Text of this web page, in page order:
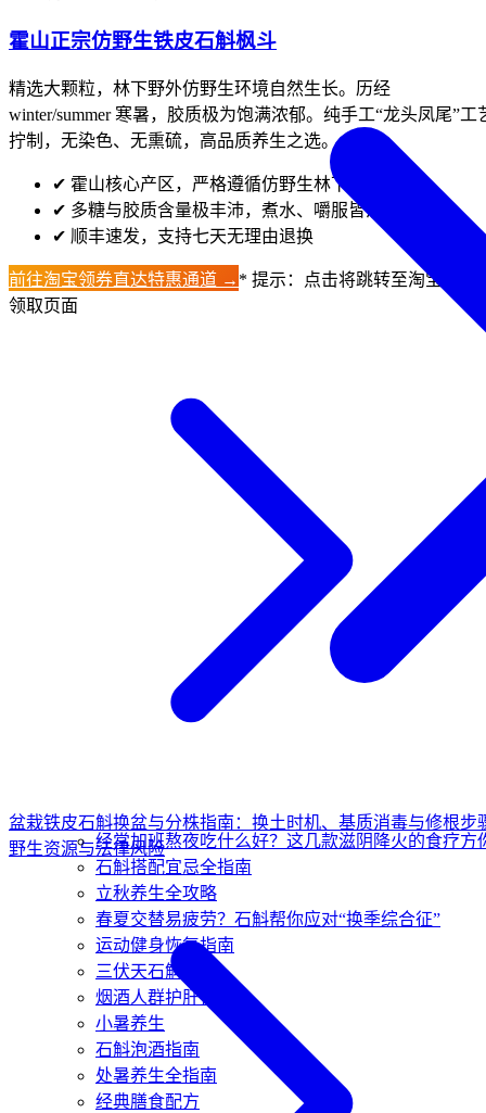
经常加班熬夜吃什么好？这几款滋阴降火的食疗方
石斛搭配宜忌全指南
立秋养生全攻略
春夏交替易疲劳？石斛帮你应对“换季综合征”
运动健身恢复指南
三伏天石斛养生
烟酒人群护肝指南
小暑养生
石斛泡酒指南
处暑养生全指南
经典膳食配方
霍山正宗仿野生铁皮石斛枫斗
精选大颗粒，林下野外仿野生环境自然生长。历经
winter/summer 寒暑，胶质极为饱满浓郁。纯手工“龙头凤尾”工
拧制，无染色、无熏硫，高品质养生之选。
✔ 霍山核心产区，严格遵循仿野生林下生长标准
✔ 多糖与胶质含量极丰沛，煮水、嚼服皆清香
✔ 顺丰速发，支持七天无理由退换
前往淘宝领券直达特惠通道 → * 提示：点击将跳转至淘宝优惠
领取页面
盆栽铁皮石斛换盆与分株指南：换土时机、基质消毒与修根步
野生资源与法律风险